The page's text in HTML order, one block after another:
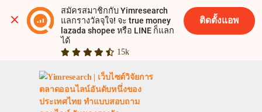
สมัครสมาชิกกับ Yimresearch
แลกรางวัลจุใจ! จะ true money
lazada shopee หรือ LINE ก็แลก
ได้
15k
ติดตั้งแอพ